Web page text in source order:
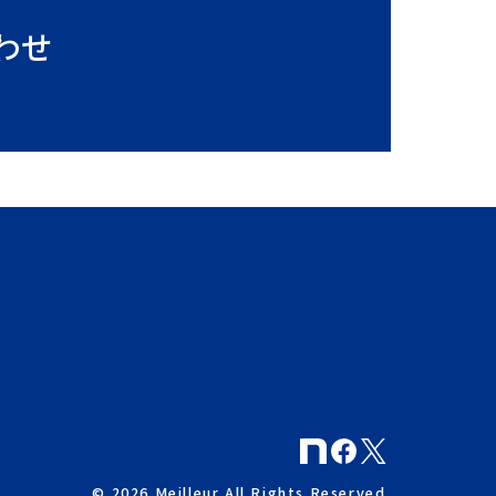
せ
© 2026 Meilleur All Rights Reserved.